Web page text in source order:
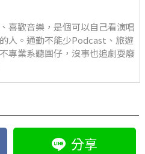
喜歡音樂，是個可以自己看演唱
人。通勤不能少Podcast、旅遊
專業系聽團仔，沒事也追劇耍廢
分享